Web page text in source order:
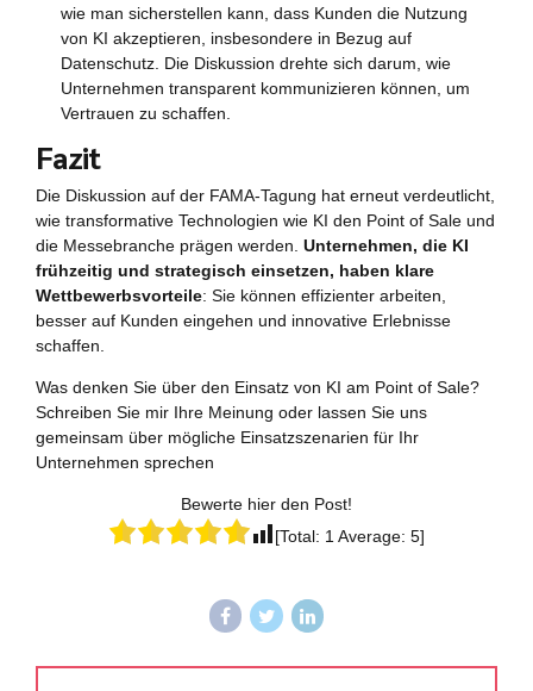
wie man sicherstellen kann, dass Kunden die Nutzung
von KI akzeptieren, insbesondere in Bezug auf
Datenschutz. Die Diskussion drehte sich darum, wie
Unternehmen transparent kommunizieren können, um
Vertrauen zu schaffen.
Fazit
Die Diskussion auf der FAMA-Tagung hat erneut verdeutlicht,
wie transformative Technologien wie KI den Point of Sale und
die Messebranche prägen werden. Unternehmen, die KI
frühzeitig und strategisch einsetzen, haben klare
Wettbewerbsvorteile: Sie können effizienter arbeiten,
besser auf Kunden eingehen und innovative Erlebnisse
schaffen.
Was denken Sie über den Einsatz von KI am Point of Sale?
Schreiben Sie mir Ihre Meinung oder lassen Sie uns
gemeinsam über mögliche Einsatzszenarien für Ihr
Unternehmen sprechen
Bewerte hier den Post!
[Total: 1Average: 5]